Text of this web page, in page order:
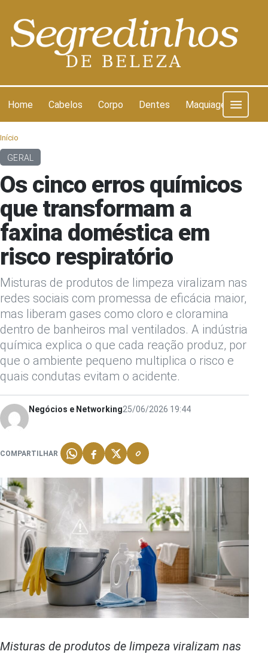
Home Cabelos Corpo Dentes Maquiagem
Início
GERAL
Os cinco erros químicos
que transformam a
faxina doméstica em
risco respiratório
Misturas de produtos de limpeza viralizam nas
redes sociais com promessa de eficácia maior,
mas liberam gases como cloro e cloramina
dentro de banheiros mal ventilados. A indústria
química explica o que cada reação produz, por
que o ambiente pequeno multiplica o risco e
quais condutas evitam o acidente.
Negócios e Networking25/06/2026 19:44
COMPARTILHAR
Misturas de produtos de limpeza viralizam nas